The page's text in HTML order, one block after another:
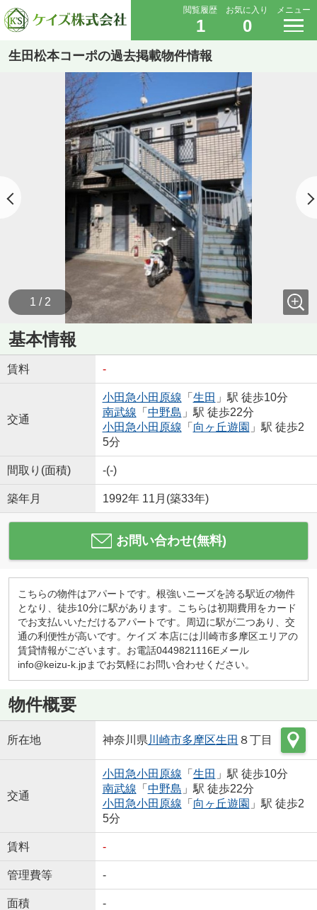
閲覧履歴
1
お気に入り
0
メニュー
生田松本コーポの過去掲載物件情報
1 / 2
基本情報
賃料 -
交通
小田急小田原線 「 生田 」駅 徒歩10分
南武線 「 中野島 」駅 徒歩22分
小田急小田原線 「 向ヶ丘遊園 」駅 徒歩2
5分
間取り(面積) -(-)
築年月 1992年 11月(築33年)
お問い合わせ(無料)
こちらの物件はアパートです。根強いニーズを誇る駅近の物件
となり、徒歩10分に駅があります。こちらは初期費用をカード
でお支払いいただけるアパートです。周辺に駅が二つあり、交
通の利便性が高いです。ケイズ 本店には川崎市多摩区エリアの
賃貸情報がございます。お電話0449821116Eメール
info@keizu-k.jpまでお気軽にお問い合わせください。
物件概要
所在地 神奈川県 川崎市多摩区生田 ８丁目
交通
小田急小田原線 「 生田 」駅 徒歩10分
南武線 「 中野島 」駅 徒歩22分
小田急小田原線 「 向ヶ丘遊園 」駅 徒歩2
5分
賃料 -
管理費等 -
面積 -